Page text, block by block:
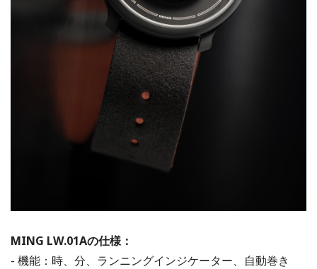
MING LW.01Aの仕様：
- 機能：時、分、ランニングインジケーター、自動巻き